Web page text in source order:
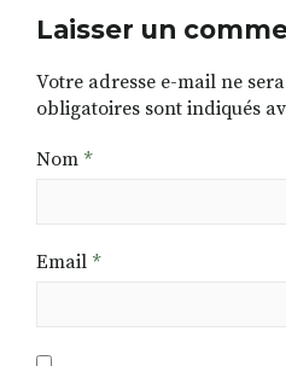
Laisser un
Votre adresse e-mail ne
obligatoires sont indiqués
Nom *
Email *